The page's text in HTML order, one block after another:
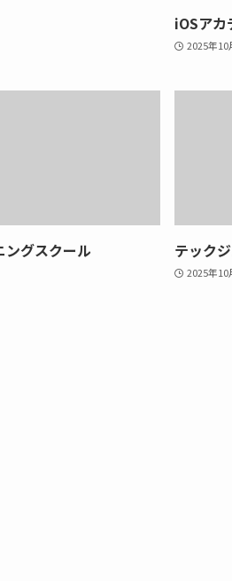
iOSアカ
2025年10
ングスクール テック
2025年10